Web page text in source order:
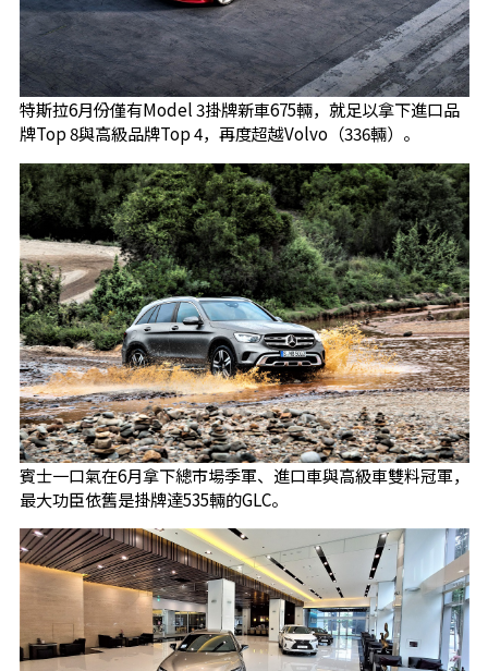
特斯拉6月份僅有Model 3掛牌新車675輛，就足以拿下進口品
牌Top 8與高級品牌Top 4，再度超越Volvo（336輛）。
賓士一口氣在6月拿下總市場季軍、進口車與高級車雙料冠軍，
最大功臣依舊是掛牌達535輛的GLC。